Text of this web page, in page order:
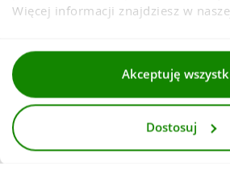
Więcej informacji znajdziesz w
Akceptuję
Dostosuj
Regulaminy
Dla mediów